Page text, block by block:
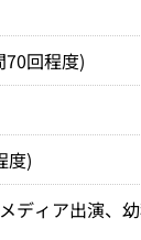
回程度)
度)
ディア出演、